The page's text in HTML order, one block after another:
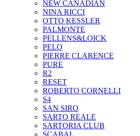
NEW CANADIAN
NINA RICCI
OTTO KESSLER
PALMONTE
PELLENS&LOICK
PELO
PIERRE CLARENCE
PURE
R2
RESET
ROBERTO CORNELLI
S4
SAN SIRO
SARTO REALE
SARTORIA CLUB